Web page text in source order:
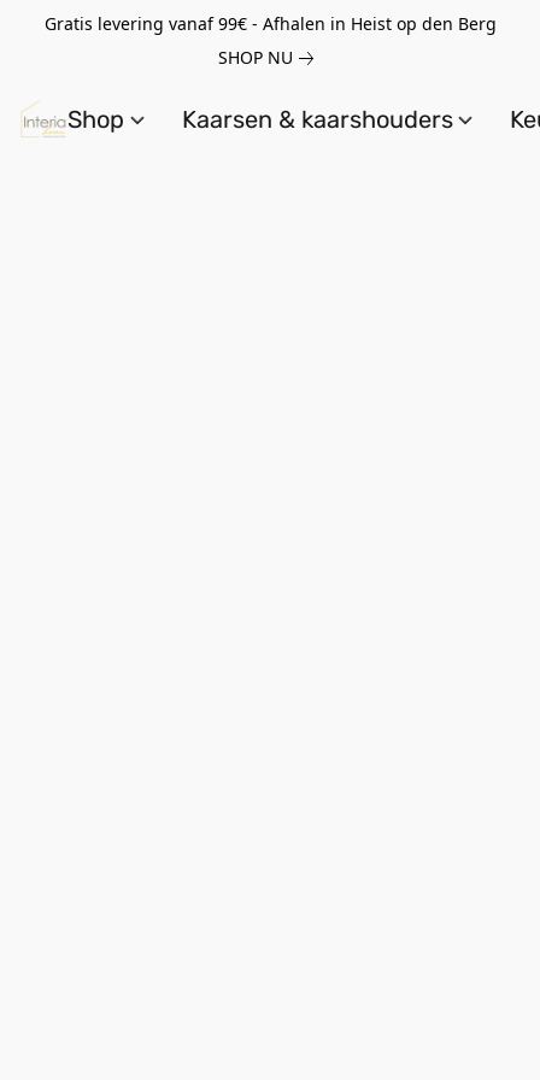
Gratis levering vanaf 99€ - Afhalen in Heist op den Berg
SHOP NU
Shop Kaarsen & kaarshouders